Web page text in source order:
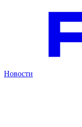
Новости